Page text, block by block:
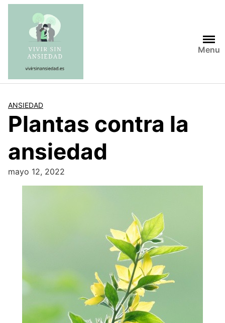
Saltar
contenido
Menu
ANSIEDAD
Plantas contra la
ansiedad
mayo 12, 2022